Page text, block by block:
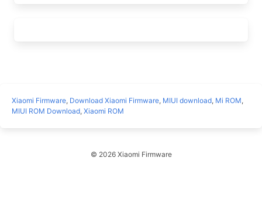
Xiaomi Firmware, Download Xiaomi Firmware, MIUI download, Mi ROM,
MIUI ROM Download, Xiaomi ROM
© 2026 Xiaomi Firmware